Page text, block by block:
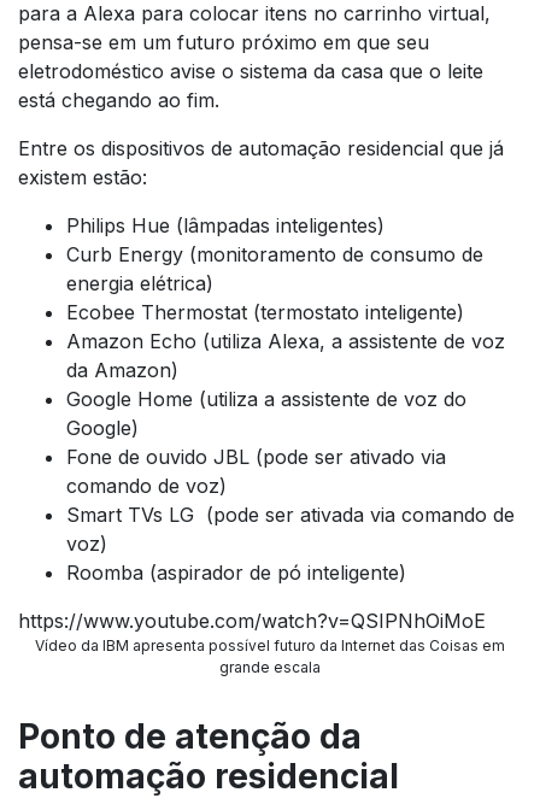
para a Alexa para colocar itens no carrinho virtual,
pensa-se em um futuro próximo em que seu
eletrodoméstico avise o sistema da casa que o leite
está chegando ao fim.
Entre os dispositivos de automação residencial que já
existem estão:
Philips Hue (lâmpadas inteligentes)
Curb Energy (monitoramento de consumo de
energia elétrica)
Ecobee Thermostat (termostato inteligente)
Amazon Echo (utiliza Alexa, a assistente de voz
da Amazon)
Google Home (utiliza a assistente de voz do
Google)
Fone de ouvido JBL (pode ser ativado via
comando de voz)
Smart TVs LG (pode ser ativada via comando de
voz)
Roomba (aspirador de pó inteligente)
https://www.youtube.com/watch?v=QSIPNhOiMoE
Vídeo da IBM apresenta possível futuro da Internet das Coisas em
grande escala
Ponto de atenção da
automação residencial